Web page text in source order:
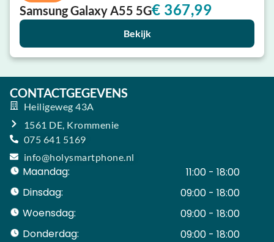
Samsung Galaxy A55 5G€ 367,99
Bekijk
CONTACTGEGEVENS
Heiligeweg 43A
1561 DE, Krommenie
075 641 5169
info@holysmartphone.nl
Maandag:
11:00 - 18:00
Dinsdag:
09:00 - 18:00
Woensdag:
09:00 - 18:00
Donderdag:
09:00 - 18:00